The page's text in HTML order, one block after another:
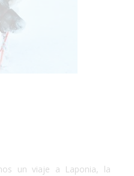
un viaje a Laponia, la